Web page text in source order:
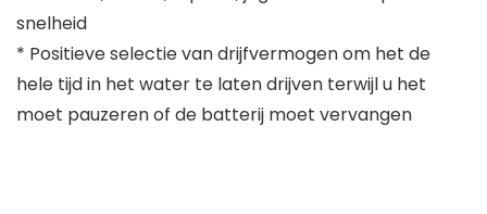
snelheid
* Positieve selectie van drijfvermogen om het de
hele tijd in het water te laten drijven terwijl u het
moet pauzeren of de batterij moet vervangen